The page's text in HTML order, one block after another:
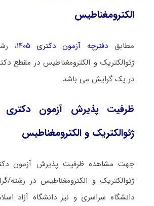
الکترومغناطیس
مطابق دفترچه آزمون دکتری ۱۴۰۵
،
ژئوالکتریک و الکترومغناطیس در مقطع
در یک گرایش می باشد.
ظرفیت پذیرش آزمون دکتری
ژئوالکتریک و الکترومغناطیس
جهت مشاهده ظرفیت پذیرش آزمون
ژئوالکتریک و الکترومغناطیس در